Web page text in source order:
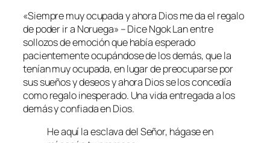
«Siempre muy ocupada y ahora Dios me da el regalo
de poder ir a Noruega» – Dice Ngok Lan entre
sollozos de emoción que había esperado
pacientemente ocupándose de los demás, que la
tenían muy ocupada, en lugar de preocuparse por
sus sueños y deseos y ahora Dios se los concedía
como regalo inesperado. Una vida entregada a los
demás y confiada en Dios.
He aquí la esclava del Señor, hágase en